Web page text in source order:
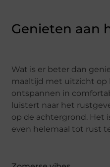
Genieten aan
Wat is er beter dan
maaltijd met uitzicht op
ontspannen in
luistert naar het
op de achtergrond. Het
even helemaal tot rust